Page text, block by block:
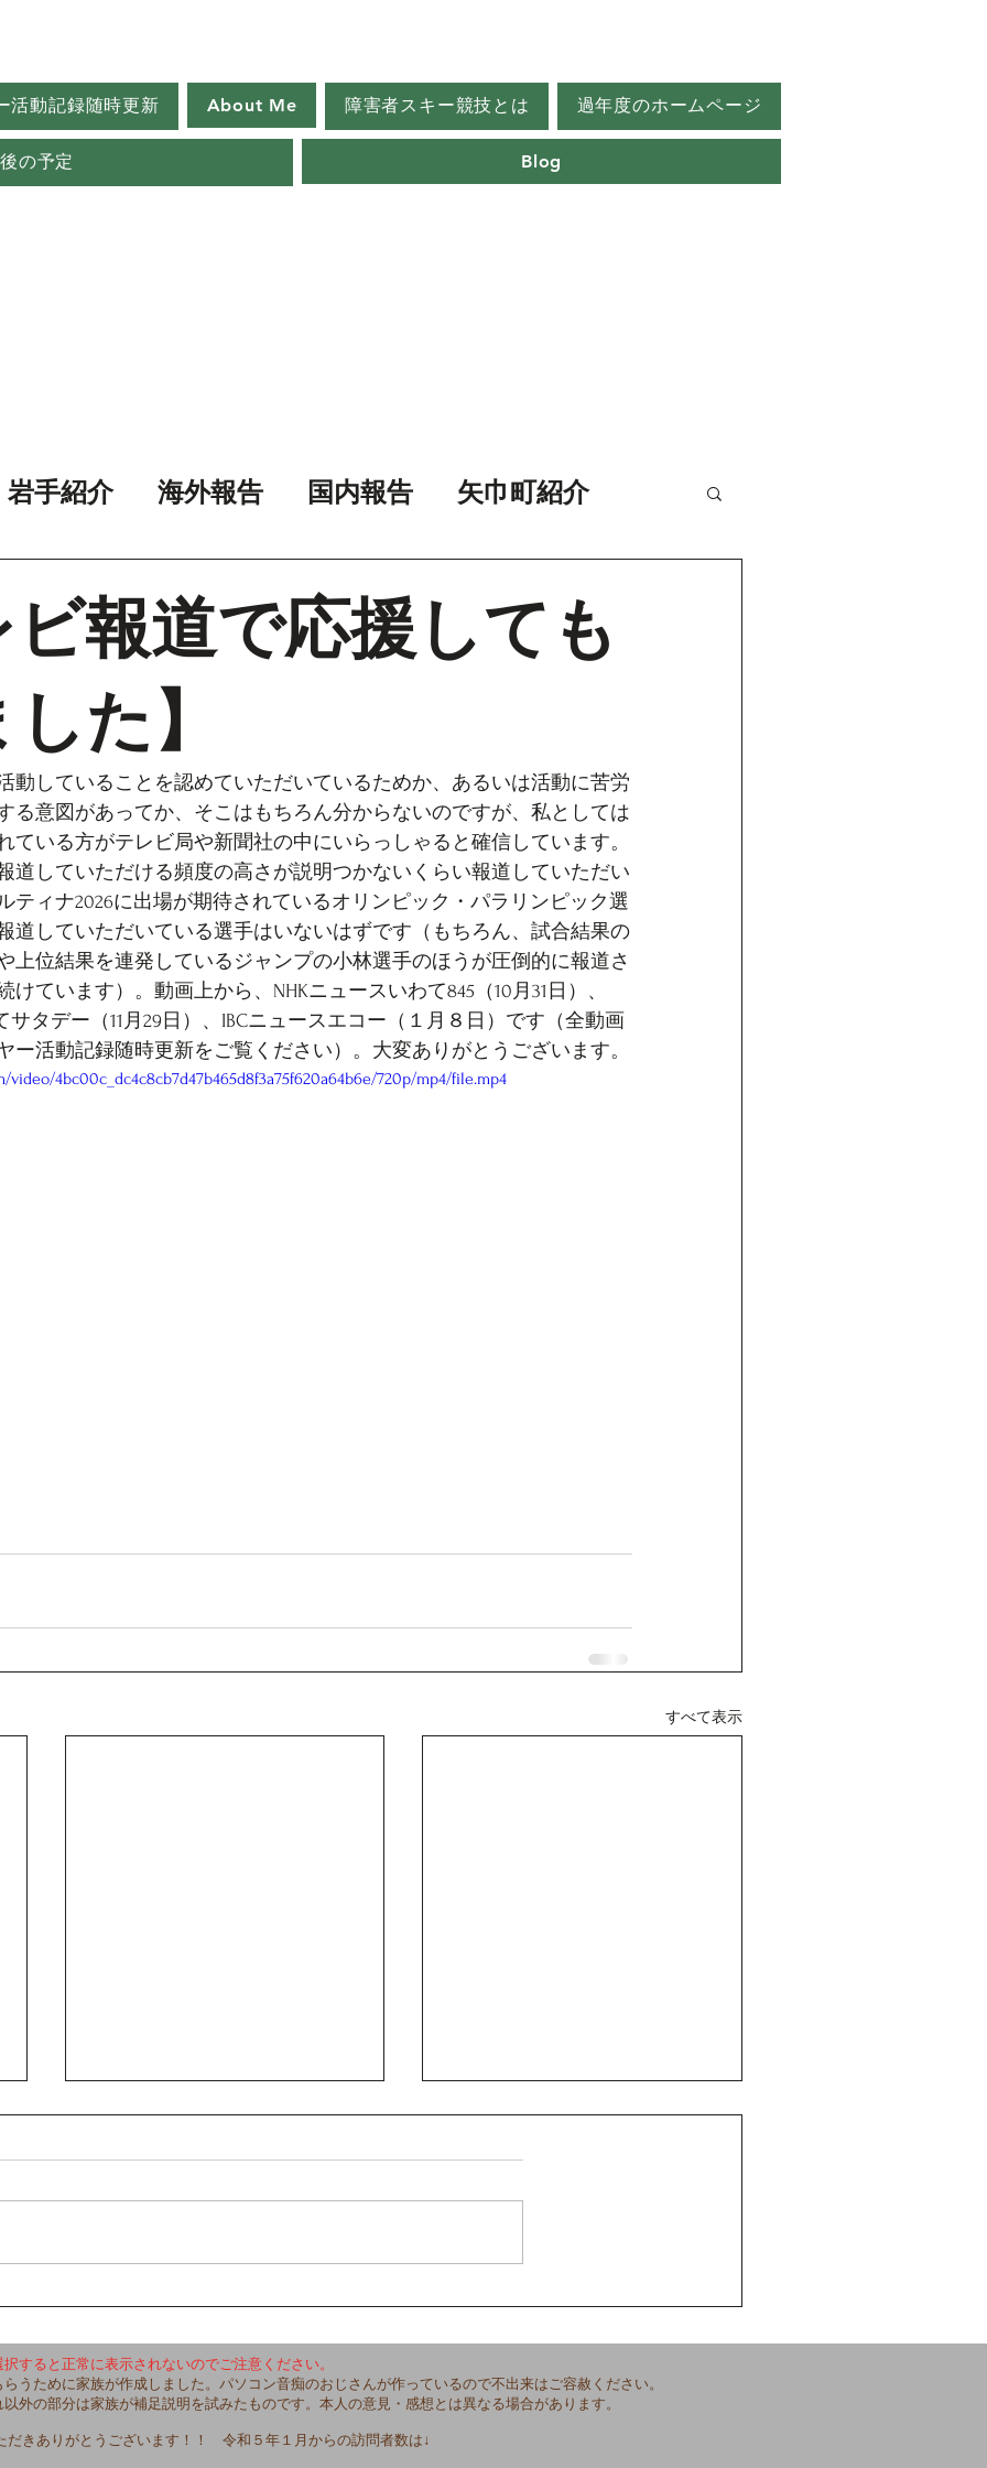
活動記録随時更新 About Me 障害者スキー競技とは 過年度のホームページ
の予定 Blog
岩手紹介 海外報告 国内報告 矢巾町紹介
報道で応援しても
た】
していることを認めていただいているためか、あるいは活動に苦労
る意図があってか、そこはもちろん分からないのですが、私としては
ている方がテレビ局や新聞社の中にいらっしゃると確信しています。
道していただける頻度の高さが説明つかないくらい報道していただい
ティナ2026に出場が期待されているオリンピック・パラリンピック選
道していただいている選手はいないはずです（もちろん、試合結果の
上位結果を連発しているジャンプの小林選手のほうが圧倒的に報道さ
ています）。動画上から、NHKニュースいわて845（10月31日）、
サタデー（11月29日）、IBCニュースエコー（１月８日）です（全動画
ー活動記録随時更新をご覧ください）。大変ありがとうございます。
4bc00c_dc4c8cb7d47b465d8f3a75f620a64b6e/720p/mp4/file.mp4
すべて表示
【卒業式】
すると正常に表示されないのでご注意ください。
うために家族が作成しました。パソコン音痴のおじさんが作っているので不出来はご容赦ください。
の部分は家族が補足説明を試みたものです。本人の意見・感想とは異なる場合があります。
だきありがとうございます！！ 令和５年１月からの訪問者数は↓